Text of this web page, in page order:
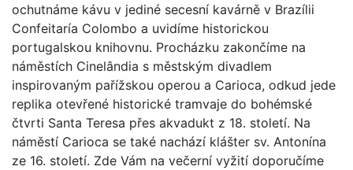
ochutnáme kávu v jediné secesní kavárně v Brazílii
Confeitaría Colombo a uvidíme historickou
portugalskou knihovnu. Procházku zakončíme na
náměstích Cinelândia s městským divadlem
inspirovaným pařížskou operou a Carioca, odkud jede
replika otevřené historické tramvaje do bohémské
čtvrti Santa Teresa přes akvadukt z 18. století. Na
náměstí Carioca se také nachází klášter sv. Antonína
ze 16. století. Zde Vám na večerní vyžití doporučíme